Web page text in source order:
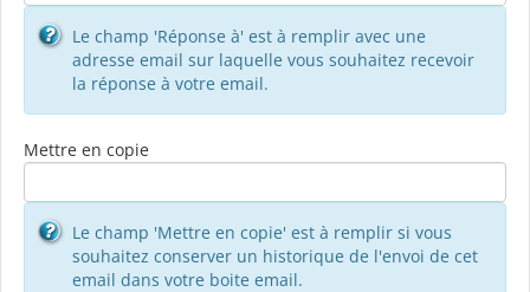
Le champ 'Réponse à' est à remplir avec une
adresse email sur laquelle vous souhaitez recevoir
la réponse à votre email.
Mettre en copie
Le champ 'Mettre en copie' est à remplir si vous
souhaitez conserver un historique de l'envoi de cet
email dans votre boite email.